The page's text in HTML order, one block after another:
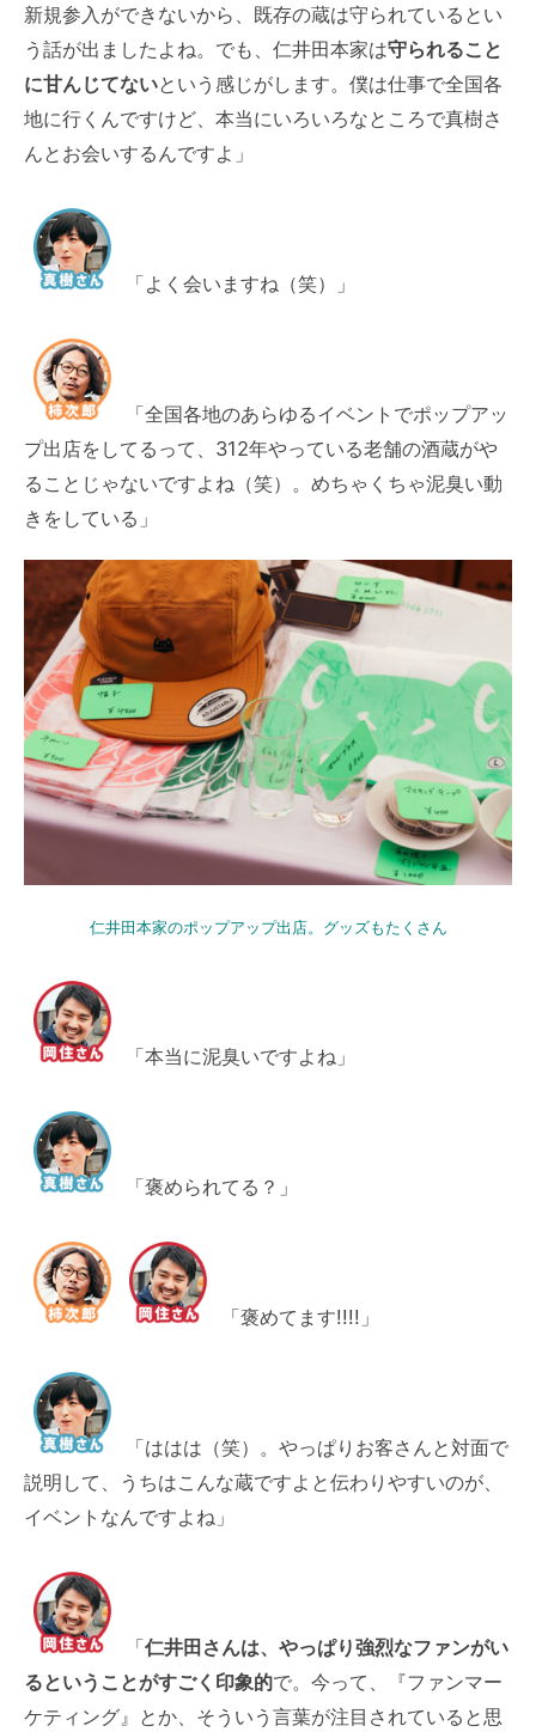
新規参入ができないから、既存の蔵は守られているとい
う話が出ましたよね。でも、仁井田本家は守られること
に甘んじてないという感じがします。僕は仕事で全国各
地に行くんですけど、本当にいろいろなところで真樹さ
んとお会いするんですよ」
「よく会いますね（笑）」
「全国各地のあらゆるイベントでポップアッ
プ出店をしてるって、312年やっている老舗の酒蔵がや
ることじゃないですよね（笑）。めちゃくちゃ泥臭い動
きをしている」
仁井田本家のポップアップ出店。グッズもたくさん
「本当に泥臭いですよね」
「褒められてる？」
「褒めてます!!!!」
「ははは（笑）。やっぱりお客さんと対面で
説明して、うちはこんな蔵ですよと伝わりやすいのが、
イベントなんですよね」
「仁井田さんは、やっぱり強烈なファンがい
るということがすごく印象的で。今って、『ファンマー
ケティング』とか、そういう言葉が注目されていると思